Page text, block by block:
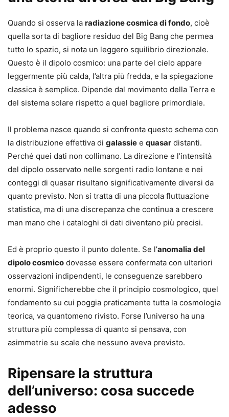
Quando si osserva la radiazione cosmica di fondo, cioè
quella sorta di bagliore residuo del Big Bang che permea
tutto lo spazio, si nota un leggero squilibrio direzionale.
Questo è il dipolo cosmico: una parte del cielo appare
leggermente più calda, l’altra più fredda, e la spiegazione
classica è semplice. Dipende dal movimento della Terra e
del sistema solare rispetto a quel bagliore primordiale.
Il problema nasce quando si confronta questo schema con
la distribuzione effettiva di galassie e quasar distanti.
Perché quei dati non collimano. La direzione e l’intensità
del dipolo osservato nelle sorgenti radio lontane e nei
conteggi di quasar risultano significativamente diversi da
quanto previsto. Non si tratta di una piccola fluttuazione
statistica, ma di una discrepanza che continua a crescere
man mano che i cataloghi di dati diventano più precisi.
Ed è proprio questo il punto dolente. Se l’anomalia del
dipolo cosmico dovesse essere confermata con ulteriori
osservazioni indipendenti, le conseguenze sarebbero
enormi. Significherebbe che il principio cosmologico, quel
fondamento su cui poggia praticamente tutta la cosmologia
teorica, va quantomeno rivisto. Forse l’universo ha una
struttura più complessa di quanto si pensava, con
asimmetrie su scale che nessuno aveva previsto.
Ripensare la struttura
dell’universo: cosa succede
adesso